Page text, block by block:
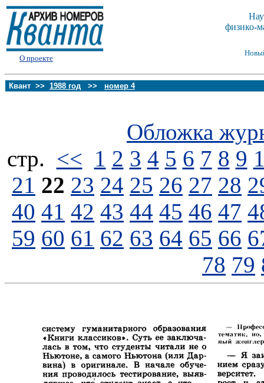
О проекте
физико-
Квант >> 1988 год >> номер 4
Обложка
стp. << 1 2 3 4 5 6 7 8 9
21 22 23 24 25 26 27 28
40 41 42 43 44 45 46 47
59 60 61 62 63 64 65 66
78 79